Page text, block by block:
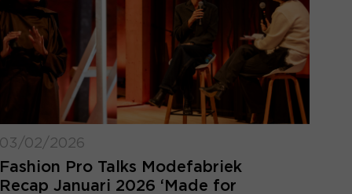
03/02/2026
Fashion Pro Talks Modefabriek
Recap Januari 2026 ‘Made for